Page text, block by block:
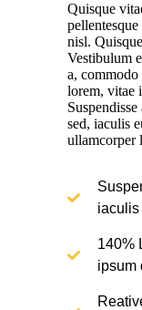
Quisque
nisl.
Vestibulum
a, commodo
lorem, vitae
sed, iaculis
ullamcorper
iaculis
140%
ipsum